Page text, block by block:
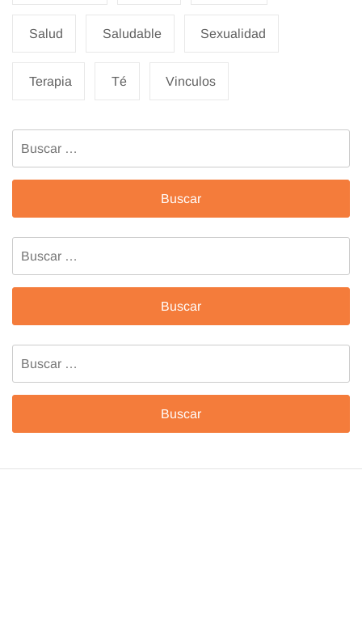
Salud Saludable Sexualidad
Terapia Té Vinculos